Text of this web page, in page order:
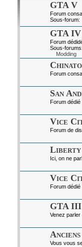
GTA V
Forum
Sous-forum:
GTA IV
Forum
Sous-
Modding
Forum
San
Forum
Vice
Forum de
Ici, on ne
Vice
Forum
GTA III
Venez parler
Vous vous